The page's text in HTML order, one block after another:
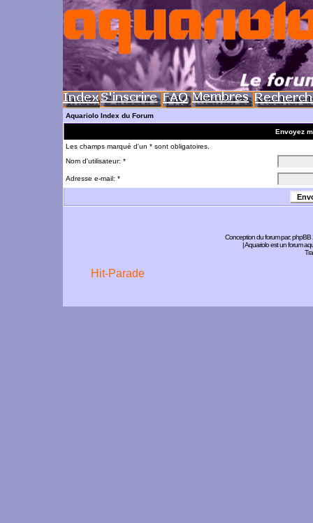
Aquariolo Index du Forum
Envoyez
Les champs marqué d'un * sont obligatoires.
Nom d'utilisateur: *
Adresse e-mail: *
Conception du forum par:phpBB
| Aquariolo est un forum